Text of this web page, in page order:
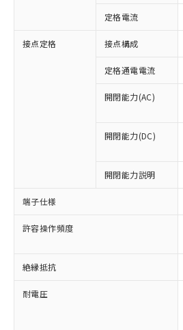
定格電流
接点定格 接点構成
定格通電電流
開閉能力(AC)
開閉能力(DC)
開閉能力説明
端子仕様
許容操作頻度
絶縁抵抗
耐電圧
ご利用条件
以下の条件をお読みいただ
ご利用ください。
本サービスは、当社
商品の当社在庫状況
(税抜)を提供させてい
当社制御機器事業取
本サービスの対象外
ことをご了承ください
在庫状況および標準
記載している更新日
タに基づき作成され
覧された時点での実
準価格とは異なる場
対応済み：EU RoHS指
非含有に対応した製品が提
す。
対応予定：EU RoHS指令
有に対応した製品に切り替
対応予定なし：EU RoHS
非含有に非対応の商品で、
定はありません。
調査・確認中：EU RoHS
非含有の対応状況を調査中
非該当品：ライセンス料な
害物質有無と関係のない商
仕入先様の事情により、非
いたものが、含有品と判明
むを得ず変更することがあ
六価クロム(Cr(Ⅵ)) 1000ppm以下
類(PBB) 1000ppm以下、ポリ臭化ジ
「○」：最大均質材料含有
基準値以下であることを示
「×」：最大均質材料含有
基準値を超えていることを
「－」：未確認です。当社
*中国RoHS10物質の基準値 (GB/
Pb(鉛) :1000ppm、 Hg(水銀) :
Cr(Ⅵ)(六価クロム) : 1000ppm、
当社は、これら貴社
為替および外国貿易
（以下｢規制貨物等」
または国外への提供
国政府の輸出許可(ま
可)を取得するなどの